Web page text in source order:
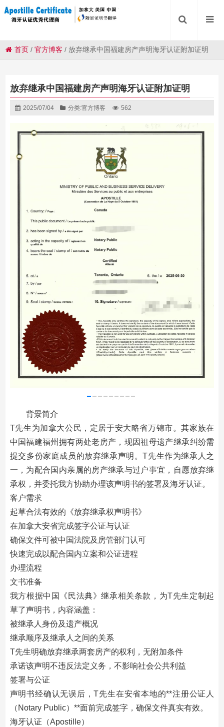
首页 /官方博客 / 放弃继承中国福建房产声明海牙认证附加证明
放弃继承中国福建房产声明海牙认证附加证明
2025/07/04 分类:官方博客 562
背景简介
T先生为加拿大公民，定居于安大略省万锦市。其家族在
中国福建福州拥有两处老房产，现因祖母遗产继承纠纷需
提交多份家庭成员的放弃继承声明。T先生作为继承人之
一，为配合国内亲属的房产继承与过户事宜，自愿放弃继
承权，并委托我方协助办理该声明书的签署及海牙认证。
客户需求
起草合法有效的《放弃继承权声明书》
在加拿大安省完成签字公证与认证
确保文件可被中国法院及房管部门认可
快速完成以配合国内立案和公证进程
办理流程
文书准备
我方根据中国《民法典》继承相关条款，为T先生定制起
草了声明书，内容涵盖：
被继承人身份及遗产概况
继承顺序及继承人之间的关系
T先生明确放弃继承两套房产的权利，无附加条件
承诺该声明不违反法定义务，不影响社会公共利益
签署与公证
声明书经确认无误后，T先生在安省本地的**注册公证人
（Notary Public）**面前完成签字，确保文件真实有效。
海牙认证（Apostille）